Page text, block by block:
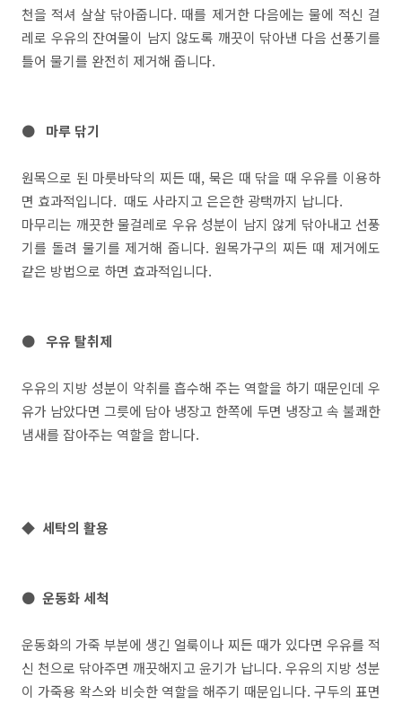
천을 적셔 살살 닦아줍니다. 때를 제거한 다음에는 물에 적신 걸
레로 우유의 잔여물이 남지 않도록 깨끗이 닦아낸 다음 선풍기를
틀어 물기를 완전히 제거해 줍니다.
● 마루 닦기
원목으로 된 마룻바닥의 찌든 때, 묵은 때 닦을 때 우유를 이용하
면 효과적입니다. 때도 사라지고 은은한 광택까지 납니다.
마무리는 깨끗한 물걸레로 우유 성분이 남지 않게 닦아내고 선풍
기를 돌려 물기를 제거해 줍니다. 원목가구의 찌든 때 제거에도
같은 방법으로 하면 효과적입니다.
● 우유 탈취제
우유의 지방 성분이 악취를 흡수해 주는 역할을 하기 때문인데 우
유가 남았다면 그릇에 담아 냉장고 한쪽에 두면 냉장고 속 불쾌한
냄새를 잡아주는 역할을 합니다.
◆ 세탁의 활용
● 운동화 세척
운동화의 가죽 부분에 생긴 얼룩이나 찌든 때가 있다면 우유를 적
신 천으로 닦아주면 깨끗해지고 윤기가 납니다. 우유의 지방 성분
이 가죽용 왁스와 비슷한 역할을 해주기 때문입니다. 구두의 표면